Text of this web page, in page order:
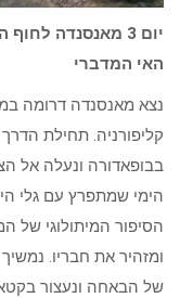
יום 3 מאנסנדה
האי המדברי
נצא מאנסנדה דרומה
קליפורניה. תחילת הדרך
בבופאדורה ונעלה אל
הימי שמתפרץ עם גלי
הסיפור המיתולוגי של
ומזהיר את חבריו.
של הבאחה ונעצור